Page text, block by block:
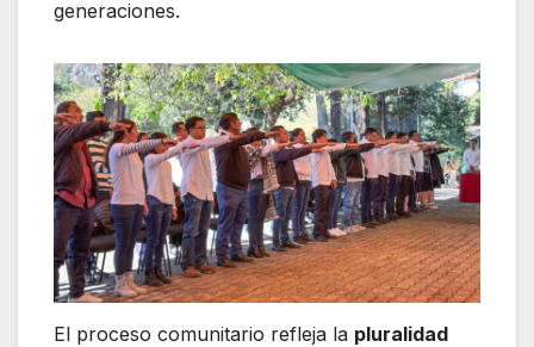
generaciones.
El proceso comunitario refleja la pluralidad